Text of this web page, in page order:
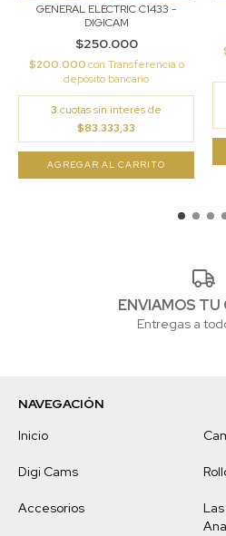
GENERAL ELECTRIC C1433 -
DIGICAM
$250.000
$200.000con Transferencia o
depósito bancario
3 cuotas sin interés de
$83.333,33
ENVIAMOS TU
Entregas a
NAVEGACIÓN
Inicio
Digi Cams
Accesorios